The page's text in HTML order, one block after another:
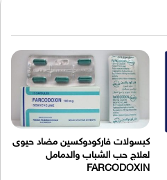
كبسولات فاركودوكسين مضاد حيوى
لعلاج حب الشباب والدمامل
FARCODOXIN